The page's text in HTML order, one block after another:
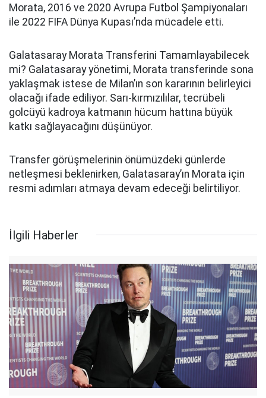
Morata, 2016 ve 2020 Avrupa Futbol Şampiyonaları
ile 2022 FIFA Dünya Kupası’nda mücadele etti.
Galatasaray Morata Transferini Tamamlayabilecek
mi? Galatasaray yönetimi, Morata transferinde sona
yaklaşmak istese de Milan’ın son kararının belirleyici
olacağı ifade ediliyor. Sarı-kırmızılılar, tecrübeli
golcüyü kadroya katmanın hücum hattına büyük
katkı sağlayacağını düşünüyor.
Transfer görüşmelerinin önümüzdeki günlerde
netleşmesi beklenirken, Galatasaray’ın Morata için
resmi adımları atmaya devam edeceği belirtiliyor.
İlgili Haberler